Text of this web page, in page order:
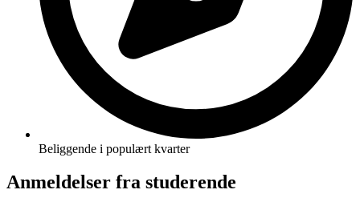
Beliggende i populært kvarter
Anmeldelser fra studerende